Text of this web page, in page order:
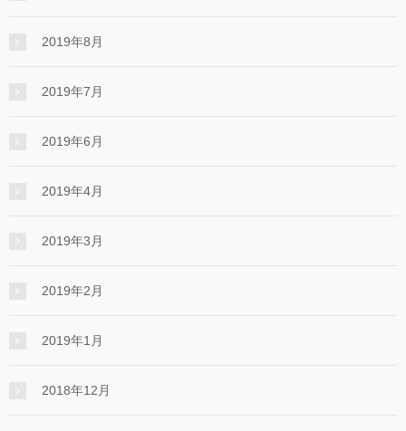
2019年8月
2019年7月
2019年6月
2019年4月
2019年3月
2019年2月
2019年1月
2018年12月